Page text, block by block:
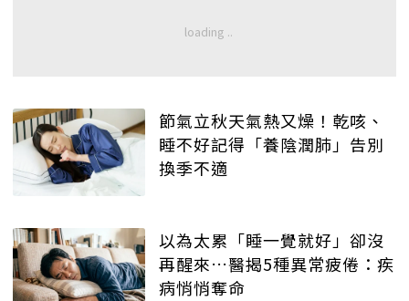
節氣立秋天氣熱又燥！乾咳、
睡不好記得「養陰潤肺」告別
換季不適
以為太累「睡一覺就好」卻沒
再醒來…醫揭5種異常疲倦：疾
病悄悄奪命